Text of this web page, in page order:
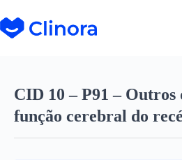
CID 10 – P91 –
função cerebral do